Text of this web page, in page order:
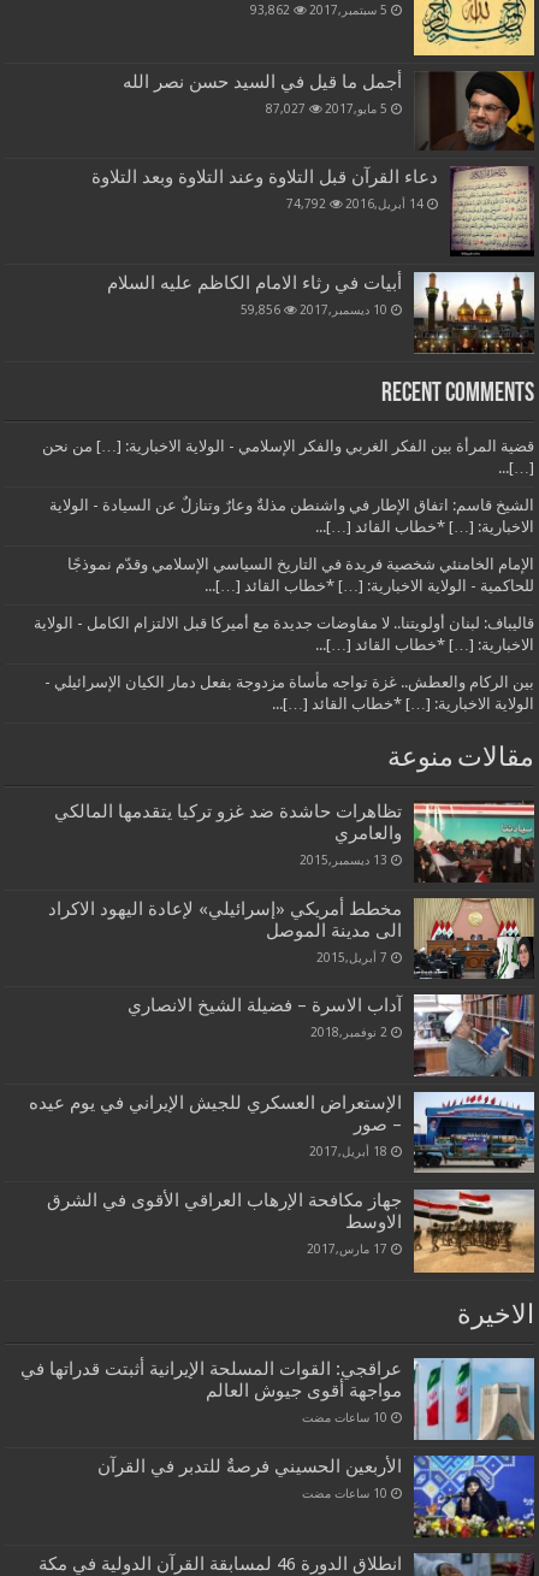
5 سبتمبر,2017 93,862
أجمل ما قيل في السيد حسن نصر الله
5 مايو,2017 87,027
دعاء القرآن قبل التلاوة وعند التلاوة وبعد التلاوة
14 أبريل,2016 74,792
أبيات في رثاء الامام الكاظم عليه السلام
10 ديسمبر,2017 59,856
Recent Comments
قضية المرأة بين الفكر الغربي والفكر الإسلامي - الولاية الاخبارية: […] من نحن
[…]...
الشيخ قاسم: اتفاق الإطار في واشنطن مذلةٌ وعارٌ وتنازلٌ عن السيادة - الولاية
الاخبارية: […] *خطاب القائد […]...
الإمام الخامنئي شخصية فريدة في التاريخ السياسي الإسلامي وقدّم نموذجًا
للحاكمية - الولاية الاخبارية: […] *خطاب القائد […]...
قاليباف: لبنان أولويتنا.. لا مفاوضات جديدة مع أميركا قبل الالتزام الكامل - الولاية
الاخبارية: […] *خطاب القائد […]...
بين الركام والعطش.. غزة تواجه مأساة مزدوجة بفعل دمار الكيان الإسرائيلي -
الولاية الاخبارية: […] *خطاب القائد […]...
مقالات منوعة
تظاهرات حاشدة ضد غزو تركيا يتقدمها المالكي
والعامري
13 ديسمبر,2015
مخطط أمريكي «إسرائيلي» لإعادة اليهود الاكراد
الى مدينة الموصل
7 أبريل,2015
آداب الاسرة – فضيلة الشيخ الانصاري
2 نوفمبر,2018
الإستعراض العسكري للجيش الإيراني في يوم عيده
– صور
18 أبريل,2017
جهاز مكافحة الإرهاب العراقي الأقوى في الشرق
الاوسط
17 مارس,2017
الاخيرة
عراقجي: القوات المسلحة الإيرانية أثبتت قدراتها في
مواجهة أقوى جيوش العالم
الأربعين الحسيني فرصةٌ للتدبر في القرآن
انطلاق الدورة 46 لمسابقة القرآن الدولية في مكة